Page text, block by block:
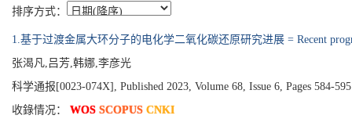
排序方式：
1.基于过渡金属大环分子的电化学二氧化碳还原研究进展 = Recent
张渴凡,吕芳,韩娜,李彦光
科学通报[0023-074X], Published 2023, Volume 68, Issue 6, Pages 584-595
收錄情况： WOS SCOPUS CNKI